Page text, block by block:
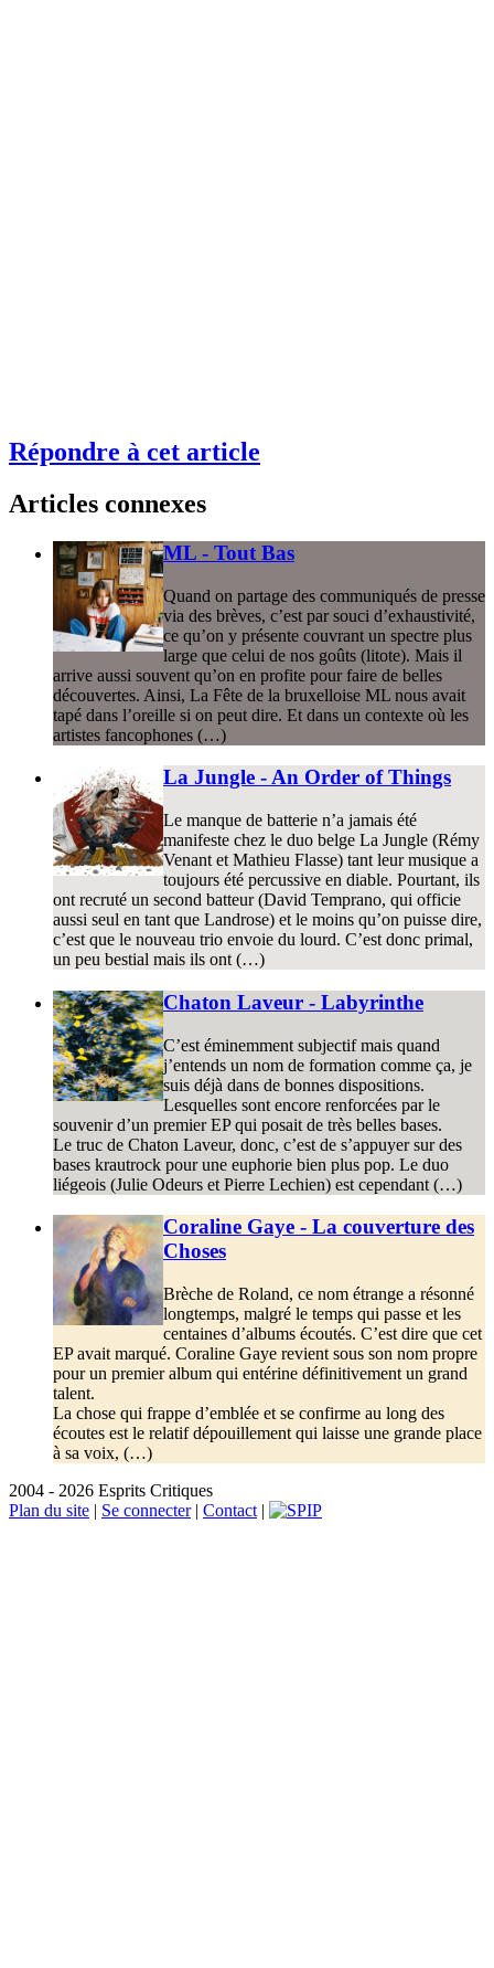
Répondre à cet article
Articles connexes
ML - Tout Bas
Quand on partage des communiqués de presse
via des brèves, c’est par souci d’exhaustivité,
ce qu’on y présente couvrant un spectre plus
large que celui de nos goûts (litote). Mais il
arrive aussi souvent qu’on en profite pour faire de belles
découvertes. Ainsi, La Fête de la bruxelloise ML nous avait
tapé dans l’oreille si on peut dire. Et dans un contexte où les
artistes fancophones (…)
La Jungle - An Order of Things
Le manque de batterie n’a jamais été
manifeste chez le duo belge La Jungle (Rémy
Venant et Mathieu Flasse) tant leur musique a
toujours été percussive en diable. Pourtant, ils
ont recruté un second batteur (David Temprano, qui officie
aussi seul en tant que Landrose) et le moins qu’on puisse dire,
c’est que le nouveau trio envoie du lourd. C’est donc primal,
un peu bestial mais ils ont (…)
Chaton Laveur - Labyrinthe
C’est éminemment subjectif mais quand
j’entends un nom de formation comme ça, je
suis déjà dans de bonnes dispositions.
Lesquelles sont encore renforcées par le
souvenir d’un premier EP qui posait de très belles bases.
Le truc de Chaton Laveur, donc, c’est de s’appuyer sur des
bases krautrock pour une euphorie bien plus pop. Le duo
liégeois (Julie Odeurs et Pierre Lechien) est cependant (…)
Coraline Gaye - La couverture des
Choses
Brèche de Roland, ce nom étrange a résonné
longtemps, malgré le temps qui passe et les
centaines d’albums écoutés. C’est dire que cet
EP avait marqué. Coraline Gaye revient sous son nom propre
pour un premier album qui entérine définitivement un grand
talent.
La chose qui frappe d’emblée et se confirme au long des
écoutes est le relatif dépouillement qui laisse une grande place
à sa voix, (…)
2004 - 2026 Esprits Critiques
Plan du site | Se connecter| Contact |